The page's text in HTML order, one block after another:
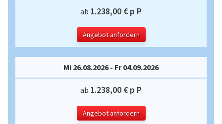
ab 1.238,00 € p P
Angebot anfordern
Mi 26.08.2026 - Fr 04.09.2026
ab 1.238,00 € p P
Angebot anfordern